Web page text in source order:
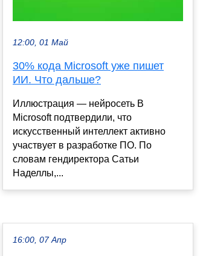
12:00, 01 Май
30% кода Microsoft уже пишет
ИИ. Что дальше?
Иллюстрация — нейросеть В
Microsoft подтвердили, что
искусственный интеллект активно
участвует в разработке ПО. По
словам гендиректора Сатьи
Наделлы,...
16:00, 07 Апр